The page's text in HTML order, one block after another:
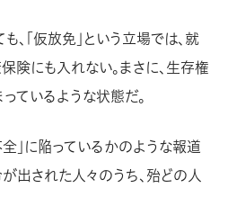
、「仮放免」という立場では、就
険にも入れない。まさに、生存権
ているような状態だ。
」に陥っているかのような報道
出された人々のうち、殆どの人